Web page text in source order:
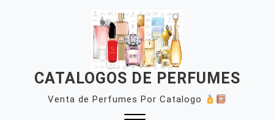
CATALOGOS DE PERFUMES
Venta de Perfumes Por Catalogo